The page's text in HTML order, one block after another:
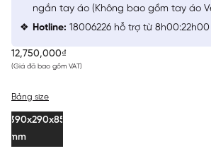
12,750,000₫
(Giá đã bao gồm VAT)
Bảng size
390x290x85
mm
ngắn tay áo (Không bao gồm tay áo
Hotline: 18006226 hỗ trợ từ 8h00:22h00